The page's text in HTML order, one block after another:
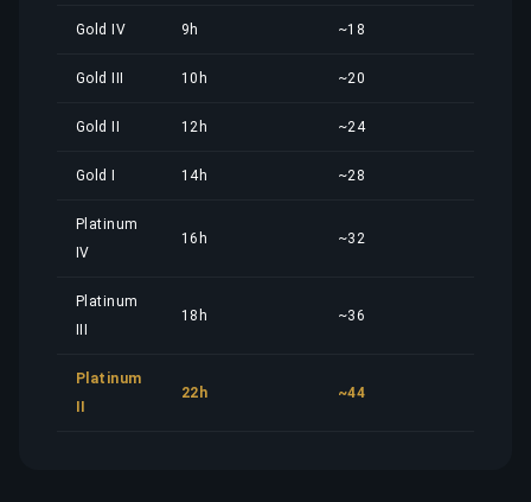
Gold IV 9h ~18
Gold III 10h ~20
Gold II 12h ~24
Gold I 14h ~28
Platinum
IV
16h ~32
Platinum
18h ~36
Platinum
22h ~44